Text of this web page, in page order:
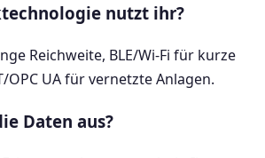
nutzt ihr?
Reichweite, BLE/Wi-Fi für kurze
OPC UA für vernetzte Anlagen.
Daten aus?